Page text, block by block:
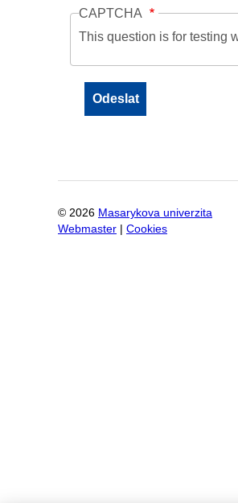
CAPTCHA
This question is for testing
© 2026 Masarykova univerzita
Webmaster
Cookies